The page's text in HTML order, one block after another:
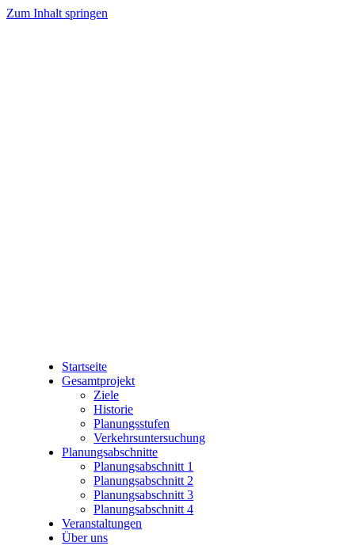
Zum Inhalt springen
Startseite
Gesamtprojekt
Ziele
Historie
Planungsstufen
Verkehrsuntersuchung
Planungsabschnitte
Planungsabschnitt 1
Planungsabschnitt 2
Planungsabschnitt 3
Planungsabschnitt 4
Veranstaltungen
Über uns